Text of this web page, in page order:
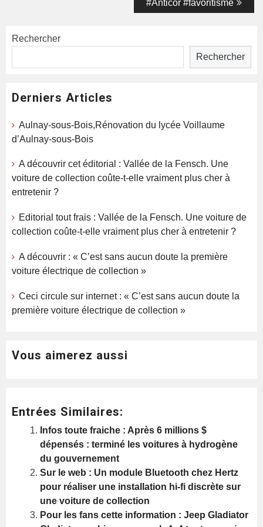
#Anticor #favoritisme
Rechercher
Rechercher
Derniers Articles
Aulnay-sous-Bois,Rénovation du lycée Voillaume
d’Aulnay-sous-Bois
A découvrir cet éditorial : Vallée de la Fensch. Une
voiture de collection coûte-t-elle vraiment plus cher à
entretenir ?
Editorial tout frais : Vallée de la Fensch. Une voiture de
collection coûte-t-elle vraiment plus cher à entretenir ?
A découvrir : « C’est sans aucun doute la première
voiture électrique de collection »
Ceci circule sur internet : « C’est sans aucun doute la
première voiture électrique de collection »
Vous aimerez aussi
Entrées Similaires:
Infos toute fraiche : Après 6 millions $
dépensés : terminé les voitures à hydrogène
du gouvernement
Sur le web : Un module Bluetooth chez Hertz
pour réaliser une installation hi-fi discrète sur
une voiture de collection
Pour les fans cette information : Jeep Gladiator